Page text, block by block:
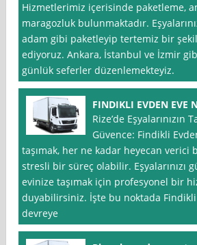
Hizmetlerimiz içerisinde paketleme,
maragozluk bulunmaktadır.
adam gibi paketleyip tertemiz bir
ediyoruz. Ankara, İstanbul ve İzmir
günlük seferler düzenlemekteyiz.
FINDIKLI EVDEN EVE
Rize’de Eşyalarınızın
Güvence: Findikli
taşımak, her ne kadar heyecan verici
stresli bir süreç olabilir. Eşyalarınızı
evinize taşımak için profesyonel bir
duyabilirsiniz. İşte bu noktada Findikli
devreye